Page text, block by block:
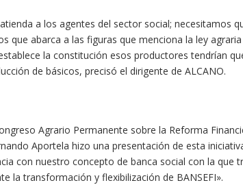
a los agentes del sector social; necesitamos
que abarca a las figuras que menciona la ley
la constitución esos productores tendrían
de básicos, precisó el dirigente de ALCANO.
Agrario Permanente sobre la Reforma
Aportela hizo una presentación de esta
con nuestro concepto de banca social con la que
la transformación y flexibilización de BANSEFI».